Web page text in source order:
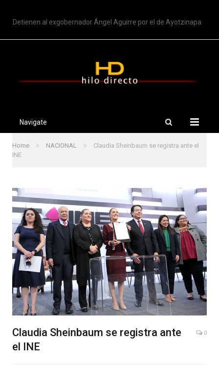
Detienen al exgobernador Ángel Aguirre por el de Ayotzinapa
Navigate
Home » NACIONAL »
Claudia Sheinbaum se registra ante el
INE
Claudia Sheinbaum se registra ante
el INE
0